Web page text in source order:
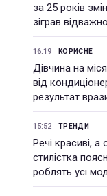
за 25 років
зіграв
16:19 КОРИСНЕ
Дівчина на
від
результат
15:52 ТРЕНДИ
Речі красиві,
стилістка
роблять усі